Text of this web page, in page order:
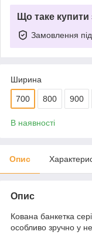
Що таке
Замовлення
Ширина
700 800 900
В наявності
Опис
Опис
Кована банкетка
особливо зручно у